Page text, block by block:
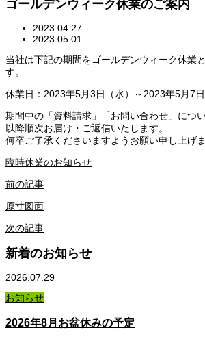
ゴールデンウィーク休業のご案内
2023.04.27
2023.05.01
当社は下記の期間をゴールデンウィーク休業
す。
休業日：2023年5月3日（水）～2023年5月7日
期間中の「資料請求」「お問い合わせ」につ
以降順次お届け・ご返信いたします。
何卒ご了承くださいますようお願い申し上げま
臨時休業のお知らせ
前の記事
原寸図面
次の記事
新着のお知らせ
2026.07.29
お知らせ
2026年8月お盆休みの予定